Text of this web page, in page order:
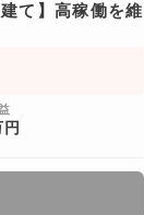
て】高稼働を維